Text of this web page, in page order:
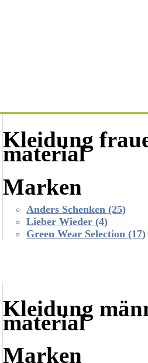
Kleidung
material
Marken
Anders Schenken(25)
Lieber Wieder(4)
Green Wear Selection(17)
Kleidung
material
Marken